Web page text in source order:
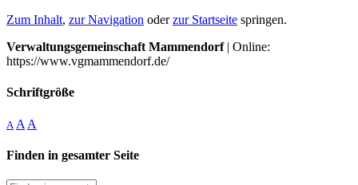
Zum Inhalt, zur Navigation oderzur Startseite springen.
Verwaltungsgemeinschaft Mammendorf| Online:
https://www.vgmammendorf.de/
Schriftgröße
A A A
Finden in gesamter Seite